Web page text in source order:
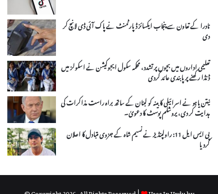
نادرا کے تعاون سے پنجاب ایکسائز ڈپارٹمنٹ نے پاک آئی ڈی لانچ کر
دی
تعلیمی اداروں میں بچوں پر تشدد، محکمہ سکول ایجوکیشن نے اسکولز میں
ڈنڈا رکھنے پر پابندی عائد کردی
نیتن یاہو نے اسرائیلی کابینہ کو لبنان کے ساتھ براہ راست مذاکرات کی
ہدایت کر دی، یروشلم پوسٹ کا دعویٰ۔
پی ایس ایل 11: راولپنڈیز نے نسیم شاہ کے جزوی متبادل کا اعلان
کردیا